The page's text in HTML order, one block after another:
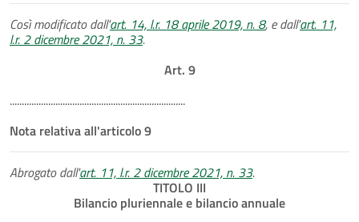
Così modificato dall'art. 14, l.r. 18 aprile 2019, n. 8, e dall'art. 11,
l.r. 2 dicembre 2021, n. 33.
Art. 9
.........................................................................
Nota relativa all'articolo 9
Abrogato dall'art. 11, l.r. 2 dicembre 2021, n. 33.
TITOLO III
Bilancio pluriennale e bilancio annuale